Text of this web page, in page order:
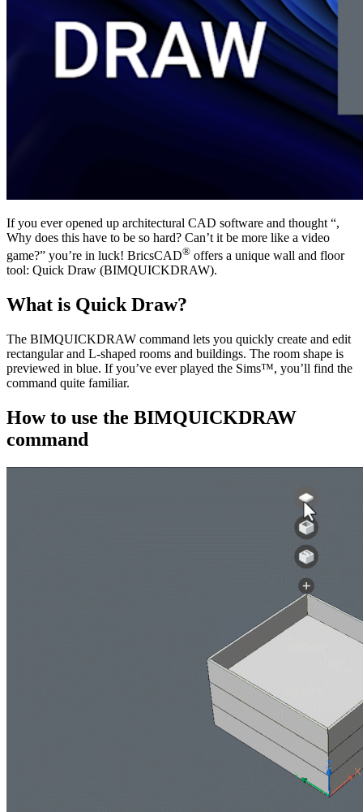
If you ever opened up architectural CAD software and thought “,
Why does this have to be so hard? Can’t it be more like a video
game?” you’re in luck! BricsCAD® offers a unique wall and floor
tool: Quick Draw (BIMQUICKDRAW).
What is Quick Draw?
The BIMQUICKDRAW command lets you quickly create and edit
rectangular and L-shaped rooms and buildings. The room shape is
previewed in blue. If you’ve ever played the Sims™, you’ll find the
command quite familiar.
How to use the BIMQUICKDRAW
command